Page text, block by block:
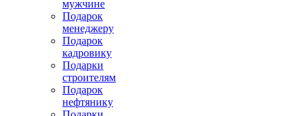
мужчине
Подарок
менеджеру
Подарок
кадровику
Подарки
строителям
Подарок
нефтянику